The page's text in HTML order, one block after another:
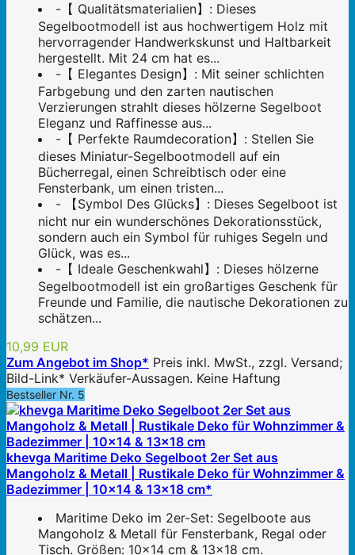
-【 Qualitätsmaterialien】: Dieses
Segelbootmodell ist aus hochwertigem Holz mit
hervorragender Handwerkskunst und Haltbarkeit
hergestellt. Mit 24 cm hat es...
-【 Elegantes Design】: Mit seiner schlichten
Farbgebung und den zarten nautischen
Verzierungen strahlt dieses hölzerne Segelboot
Eleganz und Raffinesse aus...
-【 Perfekte Raumdecoration】: Stellen Sie
dieses Miniatur-Segelbootmodell auf ein
Bücherregal, einen Schreibtisch oder eine
Fensterbank, um einen tristen...
- 【Symbol Des Glücks】: Dieses Segelboot ist
nicht nur ein wunderschönes Dekorationsstück,
sondern auch ein Symbol für ruhiges Segeln und
Glück, was es...
-【 Ideale Geschenkwahl】: Dieses hölzerne
Segelbootmodell ist ein großartiges Geschenk für
Freunde und Familie, die nautische Dekorationen zu
schätzen...
10,99 EUR
Zum Angebot im Shop* Preis inkl. MwSt., zzgl. Versand;
Bild-Link* Verkäufer-Aussagen. Keine Haftung
Bestseller Nr. 5
khevga Maritime Deko Segelboot 2er Set aus
Mangoholz & Metall | Rustikale Deko für Wohnzimmer &
Badezimmer | 10x14 & 13x18 cm*
Maritime Deko im 2er-Set: Segelboote aus
Mangoholz & Metall für Fensterbank, Regal oder
Tisch. Größen: 10×14 cm & 13×18 cm.